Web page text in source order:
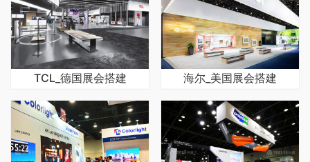
TCL_德国展会搭建 海尔_美国展会搭建